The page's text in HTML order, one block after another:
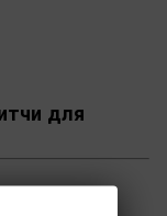
для